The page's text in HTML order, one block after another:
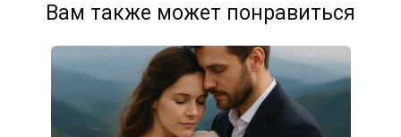
Вам также может понравиться